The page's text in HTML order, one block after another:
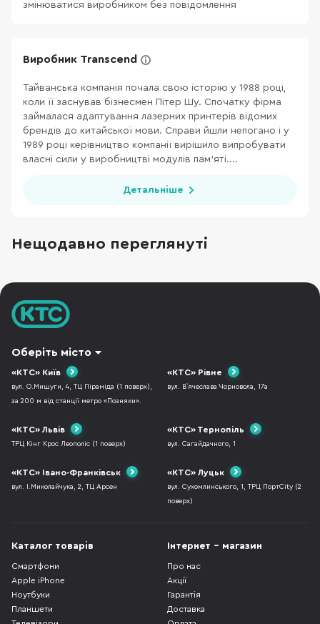
змінюватися виробником без повідомлення
Виробник Transcend
Тайванська компанія почала свою історію у 1988 році,
коли її заснував бізнесмен Пітер Шу. Спочатку фірма
займалася адаптування лазерних принтерів відомих
брендів до китайської мови. Справи йшли непогано і у
1989 році керівництво компанії вирішило випробувати
власні сили у виробництві модулів пам'яті....
Детальніше
Нещодавно переглянуті
Оберіть місто
«КТС» Київ
вул. О.Мишуги, 4, ТЦ Піраміда (1 поверх),
за 200 м від станції метро «Позняки».
«КТС» Рівне
вул. В`ячеслава Чорновола, 17а
«КТС» Львів
ТРЦ Кінг Крос Леополіс (1 поверх)
«КТС» Тернопіль
вул. Сагайдачного, 1
«КТС» Івано-Франківськ
вул. І.Миколайчука, 2, ТЦ Арсен
«КТС» Луцьк
вул. Сухомлинського, 1, ТРЦ ПортCity (2
поверх)
Каталог товарів
Смартфони
Apple iPhone
Ноутбуки
Планшети
Інтернет - магазин
Про нас
Акції
Гарантія
Доставка